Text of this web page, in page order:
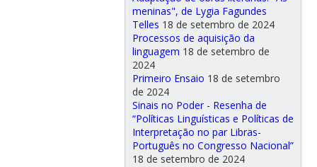
meninas", de Lygia Fagundes
Telles 18 de setembro de 2024
Processos de aquisição da
linguagem 18 de setembro de
2024
Primeiro Ensaio 18 de setembro
de 2024
Sinais no Poder - Resenha de
“Políticas Linguísticas e Políticas de
Interpretação no par Libras-
Português no Congresso Nacional”
18 de setembro de 2024